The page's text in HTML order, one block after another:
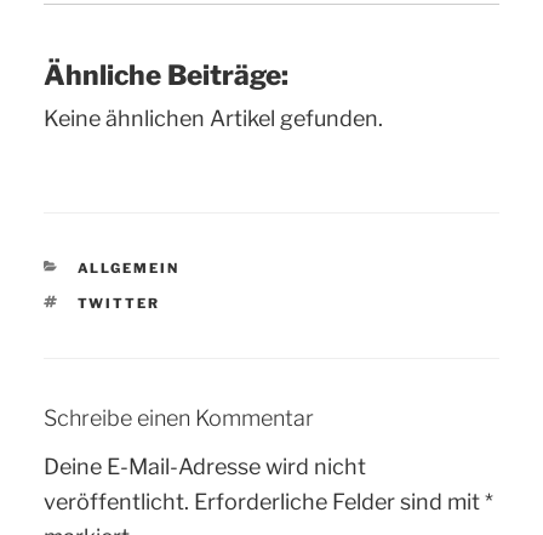
Ähnliche Beiträge:
Keine ähnlichen Artikel gefunden.
KATEGORIEN
ALLGEMEIN
SCHLAGWÖRTER
TWITTER
Schreibe einen Kommentar
Deine E-Mail-Adresse wird nicht
veröffentlicht. Erforderliche Felder sind mit*